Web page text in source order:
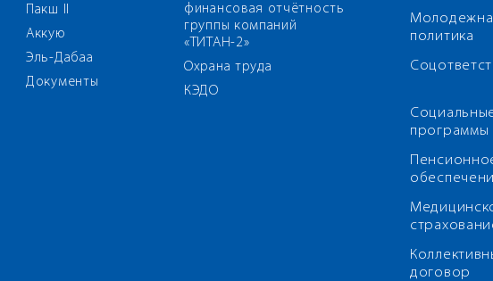
Пакш II
Аккую
Эль-Дабаа
Документы
финансовая отчётность
группы компаний
«ТИТАН-2»
Охрана труда
КЭДО
политика
программы
договор